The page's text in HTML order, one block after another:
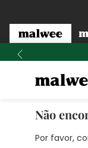
Não
Por favor,